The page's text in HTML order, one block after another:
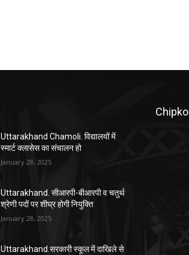
Uttarakhand Chamoli. विद्यालयों में
स्मार्ट क्लासेस का संचालन हो
January 28, 2025
Uttarakhand. सीआरपी-बीआरपी व चतुर्थ
श्रेणी पदों पर शीघ्र होगी नियुक्ति
January 28, 2025
Uttarakhand.सरकारी स्कूल में दाखिले से
Chipko